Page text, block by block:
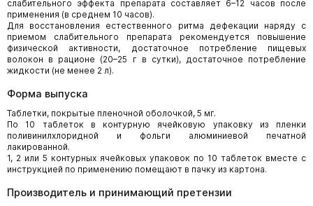
слабительного эффекта препарата составляет 6–12 часов после
применения (в среднем 10 часов).
Для восстановления естественного ритма дефекации наряду с
приемом слабительного препарата рекомендуется повышение
физической активности, достаточное потребление пищевых
волокон в рационе (20–25 г в сутки), достаточное потребление
жидкости (не менее 2 л).
Форма выпуска
Таблетки, покрытые пленочной оболочкой, 5 мг.
По 10 таблеток в контурную ячейковую упаковку из пленки
поливинилхлоридной и фольги алюминиевой печатной
лакированной.
1, 2 или 5 контурных ячейковых упаковок по 10 таблеток вместе с
инструкцией по применению помещают в пачку из картона.
Производитель и принимающий претензии